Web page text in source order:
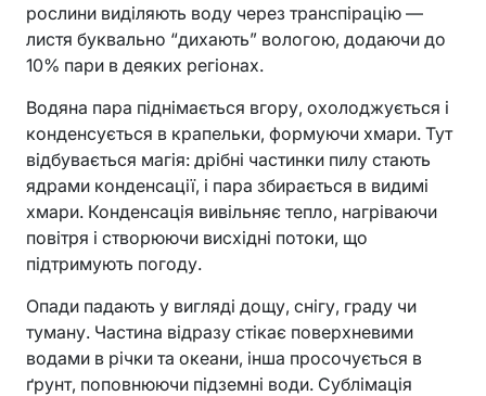
рослини виділяють воду через транспірацію —
листя буквально “дихають” вологою, додаючи до
10% пари в деяких регіонах.
Водяна пара піднімається вгору, охолоджується і
конденсується в крапельки, формуючи хмари. Тут
відбувається магія: дрібні частинки пилу стають
ядрами конденсації, і пара збирається в видимі
хмари. Конденсація вивільняє тепло, нагріваючи
повітря і створюючи висхідні потоки, що
підтримують погоду.
Опади падають у вигляді дощу, снігу, граду чи
туману. Частина відразу стікає поверхневими
водами в річки та океани, інша просочується в
ґрунт, поповнюючи підземні води. Сублімація